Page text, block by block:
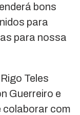
bons
para
para nossa
Teles
Guerreiro e
colaborar com